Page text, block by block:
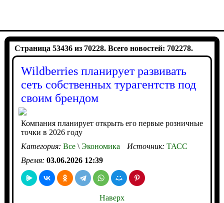
Страница 53436 из 70228. Всего новостей: 702278.
Wildberries планирует развивать
сеть собственных турагентств под
своим брендом
Компания планирует открыть его первые розничные
точки в 2026 году
Категория: Все\Экономика Источник: ТАСС
Время: 03.06.2026 12:39
Наверх